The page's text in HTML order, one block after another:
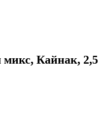
микс, Кайнак, 2,5